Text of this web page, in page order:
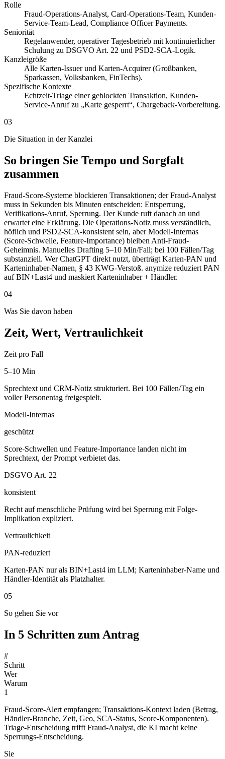
Rolle
Fraud-Operations-Analyst, Card-Operations-Team, Kunden-
Service-Team-Lead, Compliance Officer Payments.
Seniorität
Regelanwender, operativer Tagesbetrieb mit kontinuierlicher
Schulung zu DSGVO Art. 22 und PSD2-SCA-Logik.
Kanzleigröße
Alle Karten-Issuer und Karten-Acquirer (Großbanken,
Sparkassen, Volksbanken, FinTechs).
Spezifische Kontexte
Echtzeit-Triage einer geblockten Transaktion, Kunden-
Service-Anruf zu „Karte gesperrt“, Chargeback-Vorbereitung.
03
Die Situation in der Kanzlei
So bringen Sie Tempo und Sorgfalt
zusammen
Fraud-Score-Systeme blockieren Transaktionen; der Fraud-Analyst
muss in Sekunden bis Minuten entscheiden: Entsperrung,
Verifikations-Anruf, Sperrung. Der Kunde ruft danach an und
erwartet eine Erklärung. Die Operations-Notiz muss verständlich,
höflich und PSD2-SCA-konsistent sein, aber Modell-Internas
(Score-Schwelle, Feature-Importance) bleiben Anti-Fraud-
Geheimnis. Manuelles Drafting 5–10 Min/Fall; bei 100 Fällen/Tag
substanziell. Wer ChatGPT direkt nutzt, überträgt Karten-PAN und
Karteninhaber-Namen, § 43 KWG-Verstoß. anymize reduziert PAN
auf BIN+Last4 und maskiert Karteninhaber + Händler.
04
Was Sie davon haben
Zeit, Wert, Vertraulichkeit
Zeit pro Fall
5–10 Min
Sprechtext und CRM-Notiz strukturiert. Bei 100 Fällen/Tag ein
voller Personentag freigespielt.
Modell-Internas
geschützt
Score-Schwellen und Feature-Importance landen nicht im
Sprechtext, der Prompt verbietet das.
DSGVO Art. 22
konsistent
Recht auf menschliche Prüfung wird bei Sperrung mit Folge-
Implikation expliziert.
Vertraulichkeit
PAN-reduziert
Karten-PAN nur als BIN+Last4 im LLM; Karteninhaber-Name und
Händler-Identität als Platzhalter.
05
So gehen Sie vor
In 5 Schritten zum Antrag
#
Schritt
Wer
Warum
1
Fraud-Score-Alert empfangen; Transaktions-Kontext laden (Betrag,
Händler-Branche, Zeit, Geo, SCA-Status, Score-Komponenten).
Triage-Entscheidung trifft Fraud-Analyst, die KI macht keine
Sperrungs-Entscheidung.
Sie